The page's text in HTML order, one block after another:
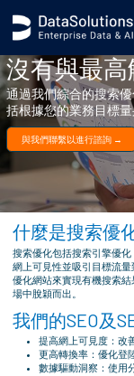
沒有與最
通過我們綜合的搜索
括根據您的業務目標量
與我們聯繫以進行諮詢 →
什麼是搜索優
搜索優化包括搜索引擎優化
網上可見性並吸引目標流
優化網站來實現有機搜索
場中脫穎而出。
我們的SEO及
提高網上可見度：改
更高轉換率：優化登
數據驅動洞察：使用